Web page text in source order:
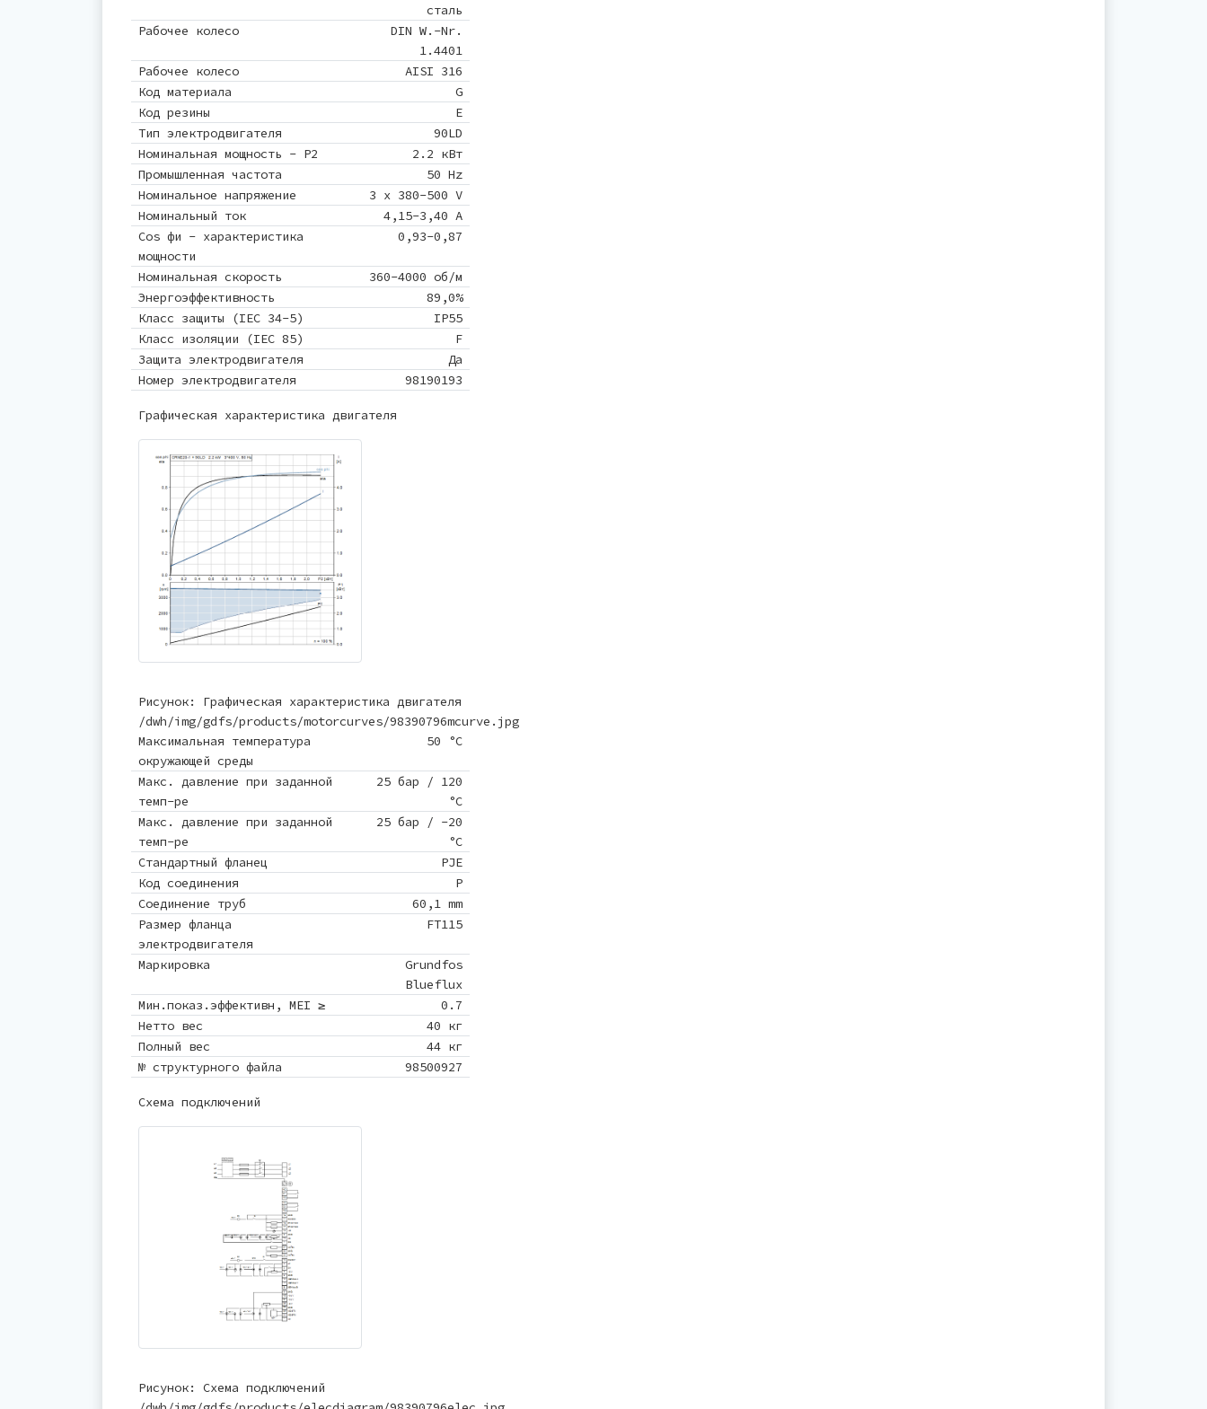
сталь
Рабочее колесо
DIN W.-Nr.
1.4401
Рабочее колесо
AISI 316
Код материала
G
Код резины
E
Тип электродвигателя
90LD
Номинальная мощность - P2
2.2 кВт
Промышленная частота
50 Hz
Номинальное напряжение
3 x 380-500 V
Номинальный ток
4,15-3,40 A
Cos фи - характеристика
мощности
0,93-0,87
Номинальная скорость
360-4000 об/м
Энергоэффективность
89,0%
Класс защиты (IEC 34-5)
IP55
Класс изоляции (IEC 85)
F
Защита электродвигателя
Да
Номер электродвигателя
98190193
Графическая характеристика двигателя
Рисунок: Графическая характеристика двигателя
/dwh/img/gdfs/products/motorcurves/98390796mcurve.jpg
Максимальная температура
окружающей среды
50 °C
Макс. давление при заданной
темп-ре
25 бар / 120
°C
Макс. давление при заданной
темп-ре
25 бар / -20
°C
Стандартный фланец
PJE
Код соединения
P
Соединение труб
60,1 mm
Размер фланца
электродвигателя
FT115
Маркировка
Grundfos
Blueflux
Мин.показ.эффективн, MEI ≥
0.7
Нетто вес
40 кг
Полный вес
44 кг
№ структурного файла
98500927
Схема подключений
Рисунок: Схема подключений